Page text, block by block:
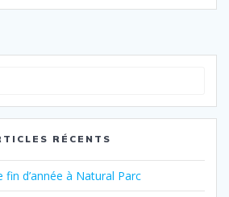
:
RÉCENTS
fin d’année à Natural Parc